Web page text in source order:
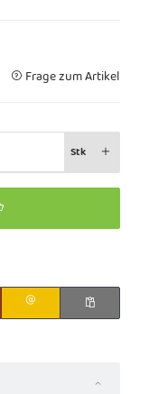
Frage zum Artikel
Stk